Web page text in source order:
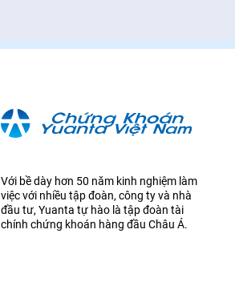
Với bề dày hơn 50 năm kinh nghiệm làm
việc với nhiều tập đoàn, công ty và nhà
đầu tư, Yuanta tự hào là tập đoàn tài
chính chứng khoán hàng đầu Châu Á.